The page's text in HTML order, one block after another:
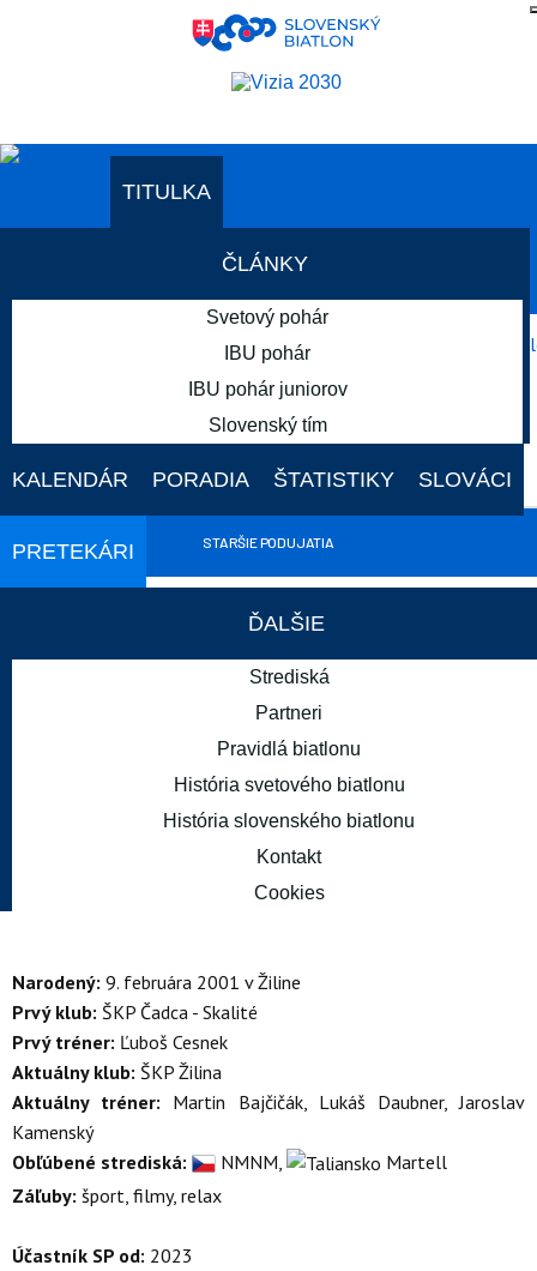
TITULKA
ČLÁNKY
Svetový pohár
IBU pohár
IBU pohár juniorov
Slovenský tím
KALENDÁR PORADIA ŠTATISTIKY SLOVÁCI
PRETEKÁRI
ĎALŠIE
Strediská
Partneri
Pravidlá biatlonu
História svetového biatlonu
História slovenského biatlonu
Kontakt
Cookies
Holmenkollen
SVETOVÝ POHÁR
STARŠIE PODUJATIA
12. - 15. MAR
Otepää
BUDÚCE PODUJATIA
Narodený: 9. februára 2001 v Žiline
Prvý klub: ŠKP Čadca - Skalité
Prvý tréner: Ľuboš Cesnek
Aktuálny klub: ŠKP Žilina
Aktuálny tréner: Martin Bajčičák, Lukáš Daubner, Jaroslav
Kamenský
Obľúbené strediská:
NMNM,
Martell
Záľuby: šport, filmy, relax
Účastník SP od: 2023